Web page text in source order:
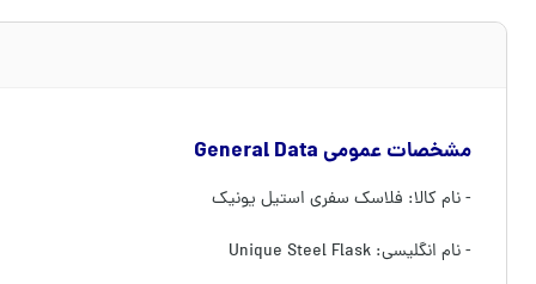
مشخصات عمومی General Data
- نام کالا: فلاسک سفری استیل یونیک
- نام انگلیسی: Unique Steel Flask